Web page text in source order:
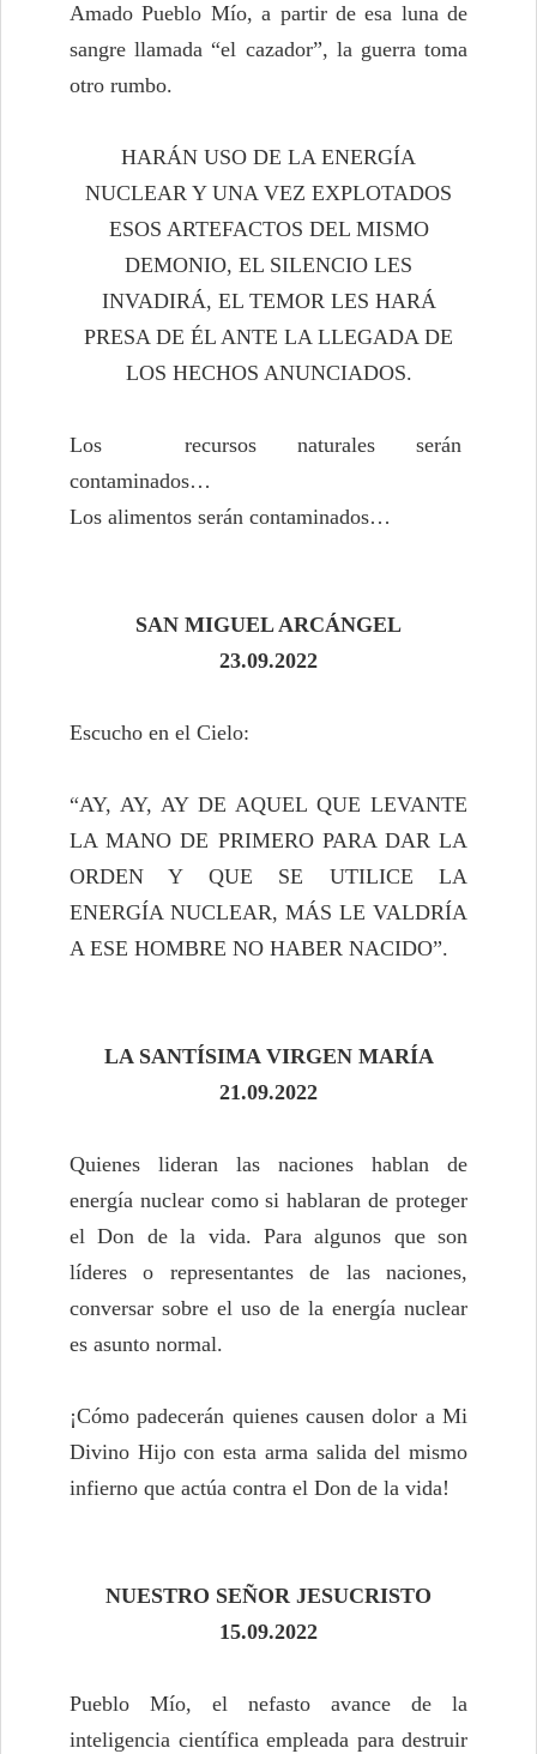
Amado Pueblo Mío, a partir de esa luna de
sangre llamada “el cazador”, la guerra toma
otro rumbo.
HARÁN USO DE LA ENERGÍA
NUCLEAR Y UNA VEZ EXPLOTADOS
ESOS ARTEFACTOS DEL MISMO
DEMONIO, EL SILENCIO LES
INVADIRÁ, EL TEMOR LES HARÁ
PRESA DE ÉL ANTE LA LLEGADA DE
LOS HECHOS ANUNCIADOS.
Los recursos naturales serán
contaminados…
Los alimentos serán contaminados…
SAN MIGUEL ARCÁNGEL
23.09.2022
Escucho en el Cielo:
“AY, AY, AY DE AQUEL QUE LEVANTE
LA MANO DE PRIMERO PARA DAR LA
ORDEN Y QUE SE UTILICE LA
ENERGÍA NUCLEAR, MÁS LE VALDRÍA
A ESE HOMBRE NO HABER NACIDO”.
LA SANTÍSIMA VIRGEN MARÍA
21.09.2022
Quienes lideran las naciones hablan de
energía nuclear como si hablaran de proteger
el Don de la vida. Para algunos que son
líderes o representantes de las naciones,
conversar sobre el uso de la energía nuclear
es asunto normal.
¡Cómo padecerán quienes causen dolor a Mi
Divino Hijo con esta arma salida del mismo
infierno que actúa contra el Don de la vida!
NUESTRO SEÑOR JESUCRISTO
15.09.2022
Pueblo Mío, el nefasto avance de la
inteligencia científica empleada para destruir